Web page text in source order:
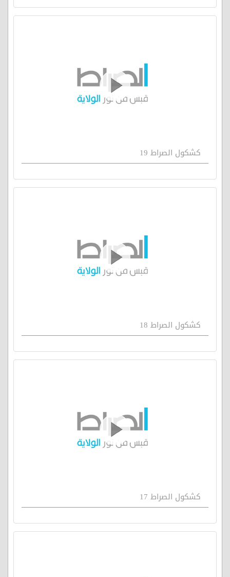
كشكول الصراط 19
كشكول الصراط 18
كشكول الصراط 17